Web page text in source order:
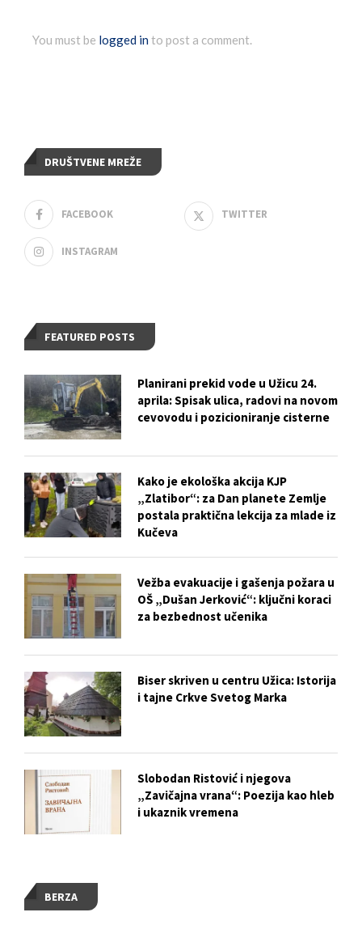
You must be logged into post a comment.
BERZA
DRUŠTVENE MREŽE
FACEBOOK TWITTER
INSTAGRAM
FEATURED POSTS
Planirani prekid vode u Užicu 24.
aprila: Spisak ulica, radovi na novom
cevovodu i pozicioniranje cisterne
Kako je ekološka akcija KJP
„Zlatibor“: za Dan planete Zemlje
postala praktična lekcija za mlade iz
Kučeva
Vežba evakuacije i gašenja požara u
OŠ „Dušan Jerković“: ključni koraci
za bezbednost učenika
Biser skriven u centru Užica: Istorija
i tajne Crkve Svetog Marka
Slobodan Ristović i njegova
„Zavičajna vrana“: Poezija kao hleb
i ukaznik vremena